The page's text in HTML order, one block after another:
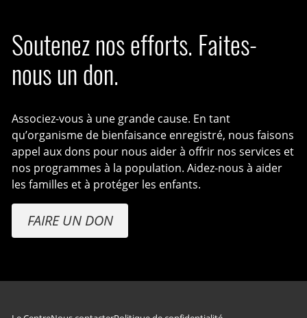
Soutenez nos efforts. Faites-
nous un don.
Associez-vous à une grande cause. En tant
qu’organisme de bienfaisance enregistré, nous faisons
appel aux dons pour nous aider à offrir nos services et
nos programmes à la population. Aidez-nous à aider
les familles et à protéger les enfants.
FAIRE UN DON